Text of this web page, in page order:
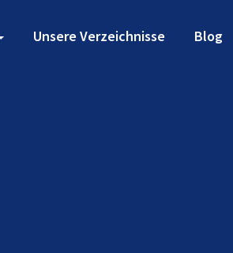
Unsere Verzeichnisse Blog